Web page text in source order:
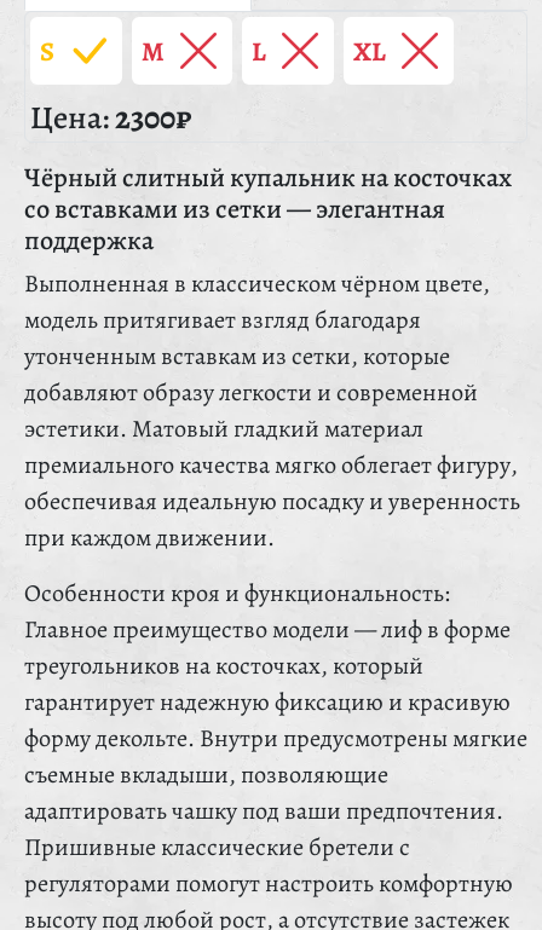
S M L XL
Цена:2300₽
Чёрный слитный купальник на косточках
со вставками из сетки — элегантная
поддержка
Выполненная в классическом чёрном цвете,
модель притягивает взгляд благодаря
утонченным вставкам из сетки, которые
добавляют образу легкости и современной
эстетики. Матовый гладкий материал
премиального качества мягко облегает фигуру,
обеспечивая идеальную посадку и уверенность
при каждом движении.
Особенности кроя и функциональность:
Главное преимущество модели — лиф в форме
треугольников на косточках, который
гарантирует надежную фиксацию и красивую
форму декольте. Внутри предусмотрены мягкие
съемные вкладыши, позволяющие
адаптировать чашку под ваши предпочтения.
Пришивные классические бретели с
регуляторами помогут настроить комфортную
высоту под любой рост, а отсутствие застежек